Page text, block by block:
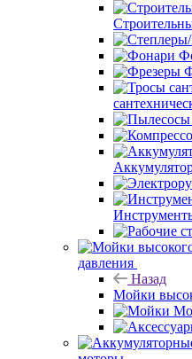
давления
Назад
Мойки